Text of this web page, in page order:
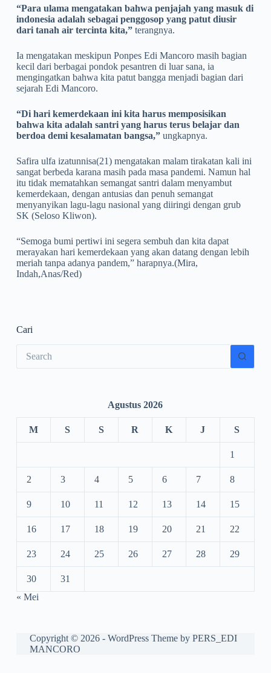
“Para ulama mengatakan bahwa penjajah yang masuk di
indonesia adalah sebagai penggosop yang patut diusir
dari tanah air tercinta kita,”terangnya.
Ia mengatakan meskipun Ponpes Edi Mancoro masih bagian
kecil dari berbagai pondok pesantren di luar sana, ia
mengingatkan bahwa kita patut bangga menjadi bagian dari
sejarah Edi Mancoro.
“Di hari kemerdekaan ini kita harus memposisikan
bahwa kita adalah santri yang harus terus belajar dan
berdoa demi kesalamatan bangsa,”ungkapnya.
Safira ulfa izatunnisa(21) mengatakan malam tirakatan kali ini
sangat berbeda karana masih pada masa pandemi. Namun hal
itu tidak mematahkan semangat santri dalam menyambut
kemerdekaan, dengan antusias dan penuh semangat
menyanyikan lagu-lagu nasional yang diiringi dengan grub
SK (Seloso Kliwon).
“Semoga bumi pertiwi ini segera sembuh dan kita dapat
merayakan hari kemerdekaan yang akan datang dengan lebih
meriah tanpa adanya pandem,” harapnya.(Mira,
Indah,Anas/Red)
Cari
Agustus 2026
M S S R K J S
1
2 3 4 5 6 7 8
9 10 11 12 13 14 15
16 17 18 19 20 21 22
23 24 25 26 27 28 29
30
31
« Mei
Copyright © 2026 - WordPress Theme by PERS_EDI
MANCORO